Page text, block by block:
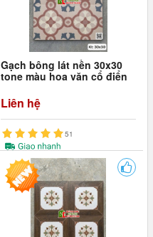
Gạch bông lát nền 30x30
tone màu hoa văn cổ điển
Liên hệ
51